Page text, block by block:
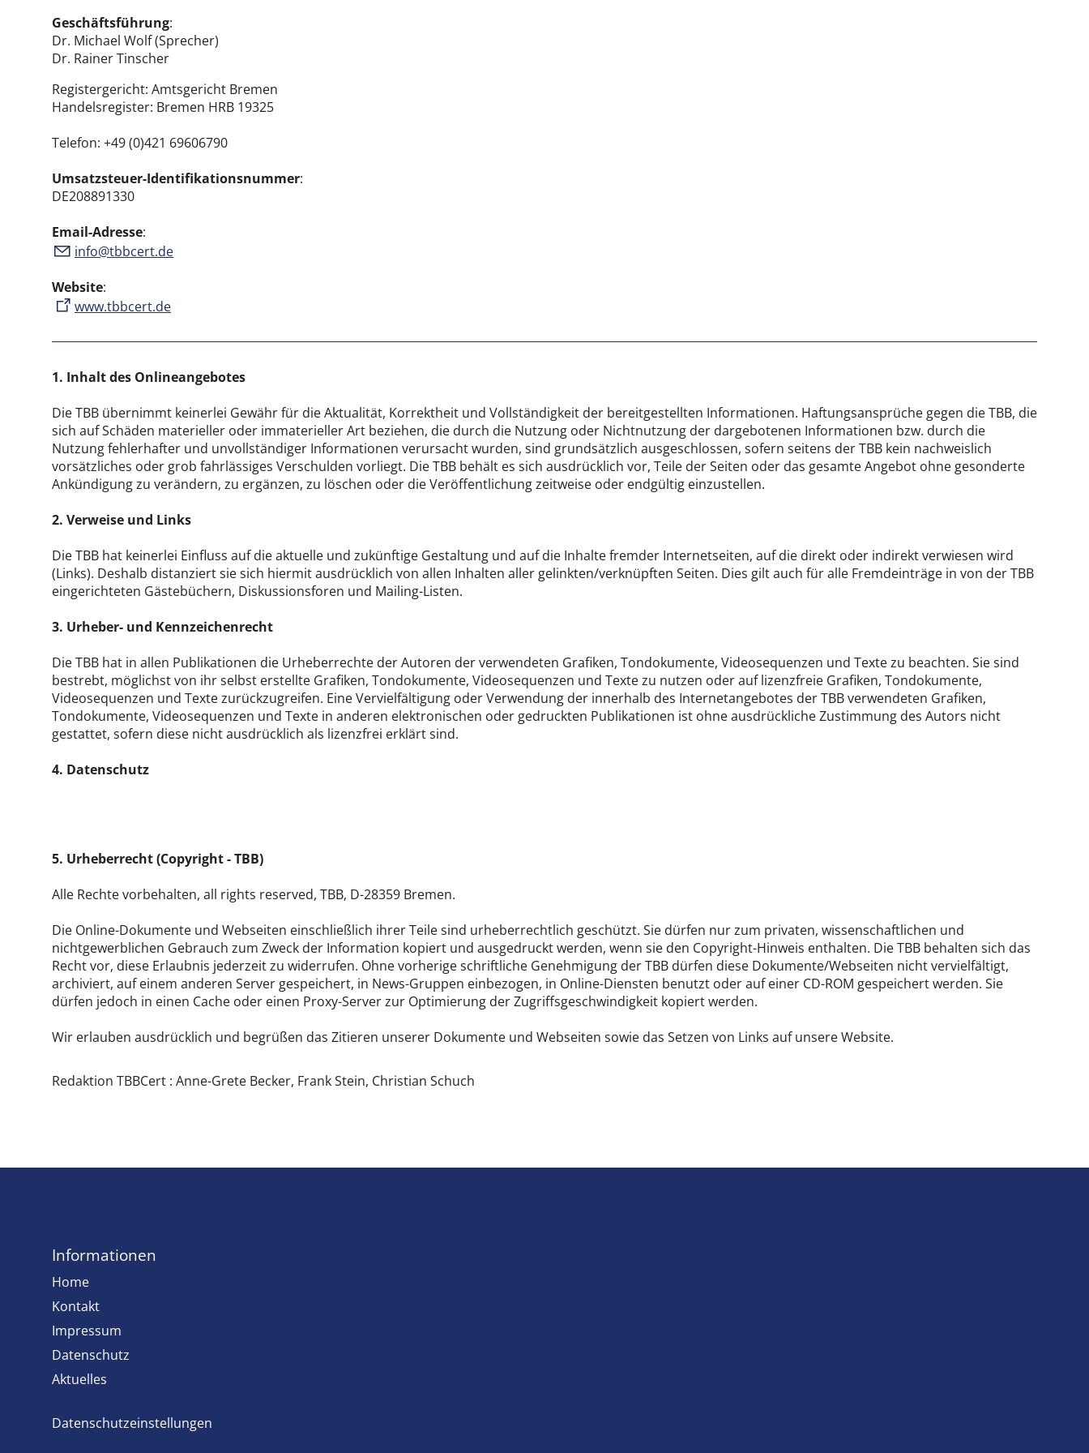
Geschäftsführung:
Dr. Michael Wolf (Sprecher)
Dr. Rainer Tinscher
Registergericht: Amtsgericht Bremen
Handelsregister: Bremen HRB 19325
Telefon: +49 (0)421 69606790
Umsatzsteuer-Identifikationsnummer:
DE208891330
Email-Adresse:
nf
tbbc rt d
Website:
www.tbbcert.de
1. Inhalt des Onlineangebotes
Die TBB übernimmt keinerlei Gewähr für die Aktualität, Korrektheit und Vollständigkeit der bereitgestellten Informationen. Haftungsansprüche gegen die TBB, die
sich auf Schäden materieller oder immaterieller Art beziehen, die durch die Nutzung oder Nichtnutzung der dargebotenen Informationen bzw. durch die
Nutzung fehlerhafter und unvollständiger Informationen verursacht wurden, sind grundsätzlich ausgeschlossen, sofern seitens der TBB kein nachweislich
vorsätzliches oder grob fahrlässiges Verschulden vorliegt. Die TBB behält es sich ausdrücklich vor, Teile der Seiten oder das gesamte Angebot ohne gesonderte
Ankündigung zu verändern, zu ergänzen, zu löschen oder die Veröffentlichung zeitweise oder endgültig einzustellen.
2. Verweise und Links
Die TBB hat keinerlei Einfluss auf die aktuelle und zukünftige Gestaltung und auf die Inhalte fremder Internetseiten, auf die direkt oder indirekt verwiesen wird
(Links). Deshalb distanziert sie sich hiermit ausdrücklich von allen Inhalten aller gelinkten/verknüpften Seiten. Dies gilt auch für alle Fremdeinträge in von der TBB
eingerichteten Gästebüchern, Diskussionsforen und Mailing-Listen.
3. Urheber- und Kennzeichenrecht
Die TBB hat in allen Publikationen die Urheberrechte der Autoren der verwendeten Grafiken, Tondokumente, Videosequenzen und Texte zu beachten. Sie sind
bestrebt, möglichst von ihr selbst erstellte Grafiken, Tondokumente, Videosequenzen und Texte zu nutzen oder auf lizenzfreie Grafiken, Tondokumente,
Videosequenzen und Texte zurückzugreifen. Eine Vervielfältigung oder Verwendung der innerhalb des Internetangebotes der TBB verwendeten Grafiken,
Tondokumente, Videosequenzen und Texte in anderen elektronischen oder gedruckten Publikationen ist ohne ausdrückliche Zustimmung des Autors nicht
gestattet, sofern diese nicht ausdrücklich als lizenzfrei erklärt sind.
4. Datenschutz
5. Urheberrecht (Copyright - TBB)
Alle Rechte vorbehalten, all rights reserved, TBB, D-28359 Bremen.
Die Online-Dokumente und Webseiten einschließlich ihrer Teile sind urheberrechtlich geschützt. Sie dürfen nur zum privaten, wissenschaftlichen und
nichtgewerblichen Gebrauch zum Zweck der Information kopiert und ausgedruckt werden, wenn sie den Copyright-Hinweis enthalten. Die TBB behalten sich das
Recht vor, diese Erlaubnis jederzeit zu widerrufen. Ohne vorherige schriftliche Genehmigung der TBB dürfen diese Dokumente/Webseiten nicht vervielfältigt,
archiviert, auf einem anderen Server gespeichert, in News-Gruppen einbezogen, in Online-Diensten benutzt oder auf einer CD-ROM gespeichert werden. Sie
dürfen jedoch in einen Cache oder einen Proxy-Server zur Optimierung der Zugriffsgeschwindigkeit kopiert werden.
Wir erlauben ausdrücklich und begrüßen das Zitieren unserer Dokumente und Webseiten sowie das Setzen von Links auf unsere Website.
Redaktion TBBCert : Anne-Grete Becker, Frank Stein, Christian Schuch
Informationen
Home
Kontakt
Impressum
Datenschutz
Aktuelles
Datenschutzeinstellungen